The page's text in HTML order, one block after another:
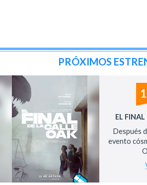
PRÓXIMOS
EL
Después
evento